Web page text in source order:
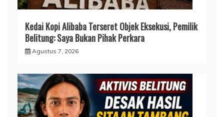
Kedai Kopi Alibaba Terseret Objek Eksekusi, Pemilik
Belitung: Saya Bukan Pihak Perkara
Agustus 7, 2026